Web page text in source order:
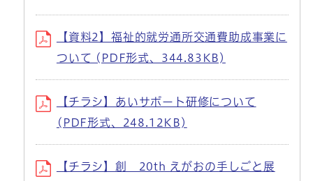
【資料2】福祉的就労通所交通費助成事業に
ついて (PDF形式、344.83KB)
【チラシ】あいサポート研修について
(PDF形式、248.12KB)
【チラシ】創 20th えがおの手しごと展